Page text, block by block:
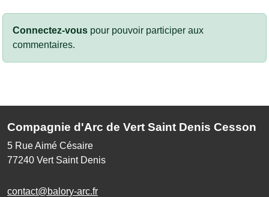
Connectez-vous pour pouvoir participer aux
commentaires.
Compagnie d'Arc de Vert Saint Denis Cesson
5 Rue Aimé Césaire
77240 Vert Saint Denis
contact@balory-arc.fr